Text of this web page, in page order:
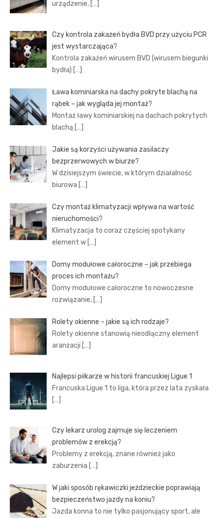
urządzenie, […]
Czy kontrola zakażeń bydła BVD przy użyciu PCR
jest wystarczająca?
Kontrola zakażeń wirusem BVD (wirusem biegunki
bydła) […]
Ława kominiarska na dachy pokryte blachą na
rąbek – jak wygląda jej montaż?
Montaż ławy kominiarskiej na dachach pokrytych
blachą […]
Jakie są korzyści używania zasilaczy
bezprzerwowych w biurze?
W dzisiejszym świecie, w którym działalność
biurowa […]
Czy montaż klimatyzacji wpływa na wartość
nieruchomości?
Klimatyzacja to coraz częściej spotykany
element w […]
Domy modułowe całoroczne – jak przebiega
proces ich montażu?
Domy modułowe całoroczne to nowoczesne
rozwiązanie, […]
Rolety okienne – jakie są ich rodzaje?
Rolety okienne stanowią nieodłączny element
aranżacji […]
Najlepsi piłkarze w historii francuskiej Ligue 1
Francuska Ligue 1 to liga, która przez lata zyskała
[…]
Czy lekarz urolog zajmuje się leczeniem
problemów z erekcją?
Problemy z erekcją, znane również jako
zaburzenia […]
W jaki sposób rękawiczki jeździeckie poprawiają
bezpieczeństwo jazdy na koniu?
Jazda konna to nie tylko pasjonujący sport, ale